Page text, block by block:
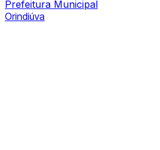
Prefeitura Municipal
Orindiúva